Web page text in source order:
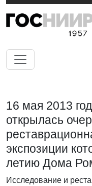
16 мая 2013
открылась
экспозиции
летию Дома
Исследование и